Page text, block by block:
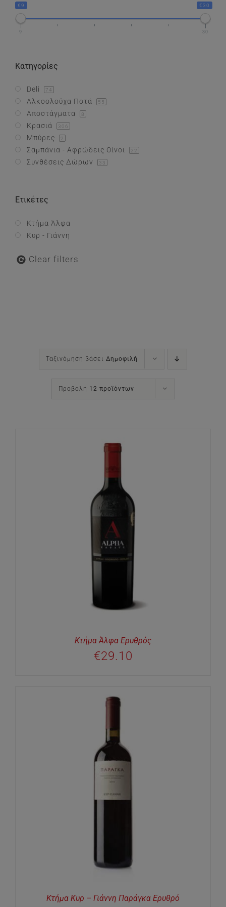
Συνθέσεις Δώρων
Ταξινόμηση βάσει Δημοφιλή
Προβολή 12 προϊόντων
Κτήμα Άλφα Ερυθρός
€29.10
Κτήμα Κυρ – Γιάννη Παράγκα Ερυθρό
€9 €30
9 30
Κατηγορίες
Deli 74
Αλκοολούχα Ποτά 55
Αποστάγματα 8
Κρασιά 306
Μπύρες 2
Σαμπάνια - Αφρώδεις Οίνοι 22
Συνθέσεις Δώρων 33
Ετικέτες
Κτήμα Άλφα
Κυρ - Γιάννη
Clear filters